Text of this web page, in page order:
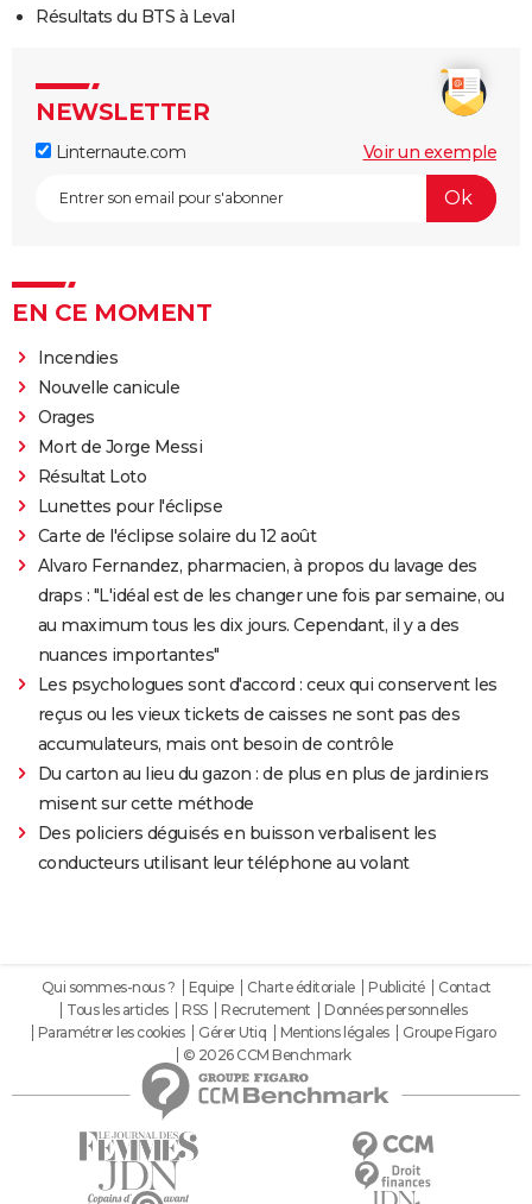
Résultats du BTS à Leval
NEWSLETTER
Linternaute.com Voir un exemple
EN CE MOMENT
Incendies
Nouvelle canicule
Orages
Mort de Jorge Messi
Résultat Loto
Lunettes pour l'éclipse
Carte de l'éclipse solaire du 12 août
Alvaro Fernandez, pharmacien, à propos du lavage des
draps : "L'idéal est de les changer une fois par semaine, ou
au maximum tous les dix jours. Cependant, il y a des
nuances importantes"
Les psychologues sont d'accord : ceux qui conservent les
reçus ou les vieux tickets de caisses ne sont pas des
accumulateurs, mais ont besoin de contrôle
Du carton au lieu du gazon : de plus en plus de jardiniers
misent sur cette méthode
Des policiers déguisés en buisson verbalisent les
conducteurs utilisant leur téléphone au volant
Qui sommes-nous ? Equipe Charte éditoriale Publicité
Contact
Tous les articles
RSS Recrutement
Données personnelles
Paramétrer les cookies
Gérer Utiq Mentions légales
Groupe Figaro
© 2026 CCM Benchmark